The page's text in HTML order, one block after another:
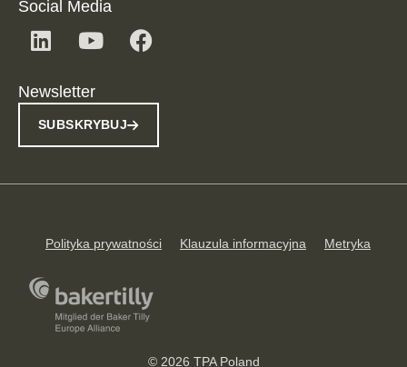
Social Media
Newsletter
SUBSKRYBUJ
Polityka prywatności Klauzula informacyjna Metryka
© 2026 TPA Poland